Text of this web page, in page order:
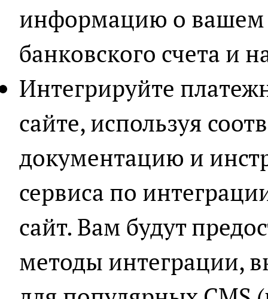
информацию о вашем
банковского счета и
Интегрируйте
сайте, используя
документацию и
сервиса по
сайт. Вам будут
методы интеграции,